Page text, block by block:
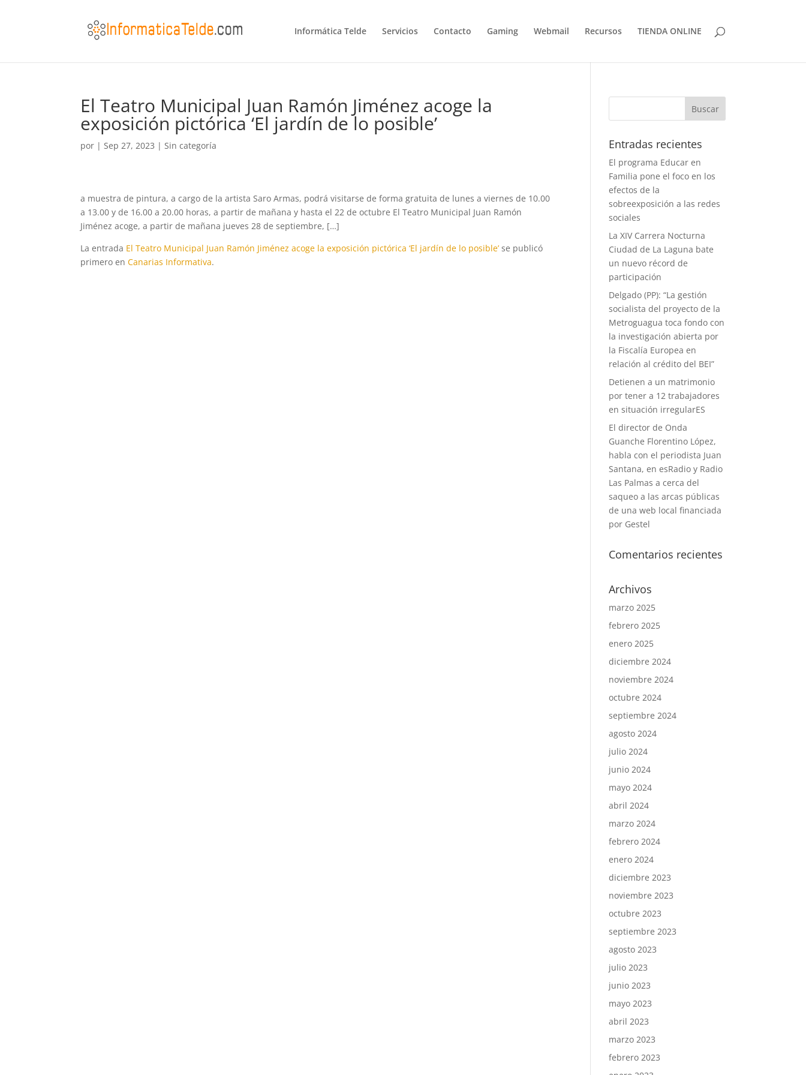
Informática Telde Servicios Contacto Gaming Webmail Recursos TIENDA ONLINE
El Teatro Municipal Juan Ramón Jiménez acoge la
exposición pictórica ‘El jardín de lo posible’
por |Sep 27, 2023 |Sin categoría
a muestra de pintura, a cargo de la artista Saro Armas, podrá visitarse de forma gratuita de lunes a viernes de 10.00
a 13.00 y de 16.00 a 20.00 horas, a partir de mañana y hasta el 22 de octubre El Teatro Municipal Juan Ramón
Jiménez acoge, a partir de mañana jueves 28 de septiembre, […]
La entrada El Teatro Municipal Juan Ramón Jiménez acoge la exposición pictórica ‘El jardín de lo posible’ se publicó
primero enCanarias Informativa.
Entradas recientes
El programa Educar en
Familia pone el foco en los
efectos de la
sobreexposición a las redes
sociales
La XIV Carrera Nocturna
Ciudad de La Laguna bate
un nuevo récord de
participación
Delgado (PP): “La gestión
socialista del proyecto de la
Metroguagua toca fondo con
la investigación abierta por
la Fiscalía Europea en
relación al crédito del BEI”
Detienen a un matrimonio
por tener a 12 trabajadores
en situación irregularES
El director de Onda
Guanche Florentino López,
habla con el periodista Juan
Santana, en esRadio y Radio
Las Palmas a cerca del
saqueo a las arcas públicas
de una web local financiada
por Gestel
Comentarios recientes
Archivos
marzo 2025
febrero 2025
enero 2025
diciembre 2024
noviembre 2024
octubre 2024
septiembre 2024
agosto 2024
julio 2024
junio 2024
mayo 2024
abril 2024
marzo 2024
febrero 2024
enero 2024
diciembre 2023
noviembre 2023
octubre 2023
septiembre 2023
agosto 2023
julio 2023
junio 2023
mayo 2023
abril 2023
marzo 2023
febrero 2023